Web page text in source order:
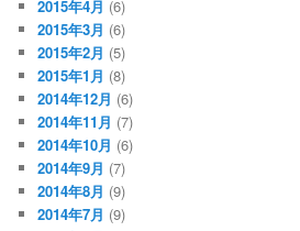
2015年4月 (6)
2015年3月 (6)
2015年2月 (5)
2015年1月 (8)
2014年12月 (6)
2014年11月 (7)
2014年10月 (6)
2014年9月 (7)
2014年8月 (9)
2014年7月 (9)